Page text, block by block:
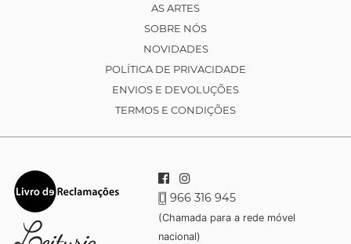
AS ARTES
SOBRE NÓS
NOVIDADES
POLÍTICA DE PRIVACIDADE
ENVIOS E DEVOLUÇÕES
TERMOS E CONDIÇÕES
966 316 945
(Chamada para a rede móvel
nacional)